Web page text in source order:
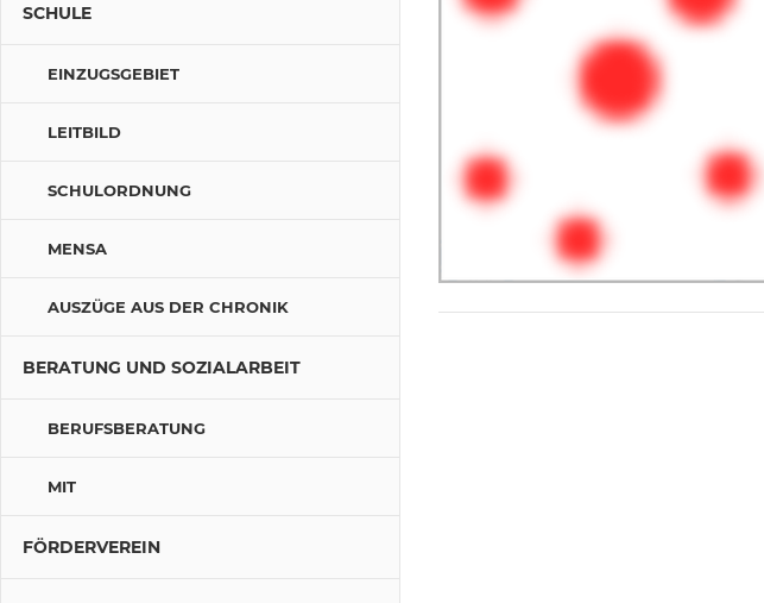
SCHULE
EINZUGSGEBIET
LEITBILD
SCHULORDNUNG
MENSA
AUSZÜGE AUS DER CHRONIK
BERATUNG UND SOZIALARBEIT
BERUFSBERATUNG
MIT
FÖRDERVEREIN